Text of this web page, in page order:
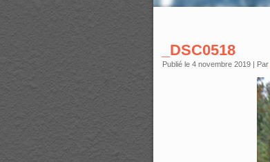
_DSC0518
Publié le 4 novembre 2019 | Par